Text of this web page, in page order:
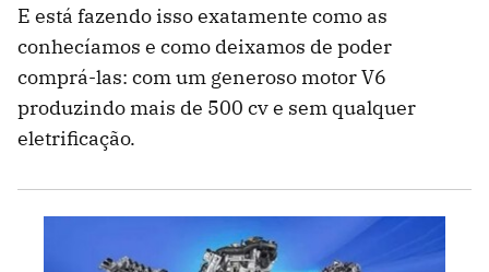
E está fazendo isso exatamente como as
conhecíamos e como deixamos de poder
comprá-las: com um generoso motor V6
produzindo mais de 500 cv e sem qualquer
eletrificação.